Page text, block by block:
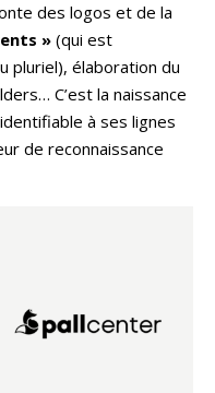
des logos et de la
» (qui est
pluriel), élaboration du
C’est la naissance
à ses lignes
de reconnaissance